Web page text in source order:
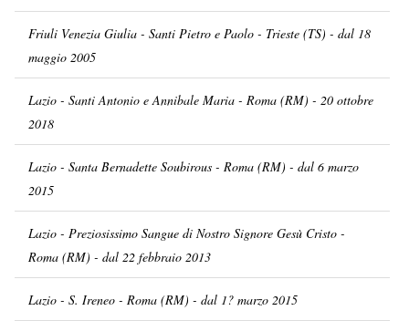
Friuli Venezia Giulia - Santi Pietro e Paolo - Trieste (TS) - dal 18
maggio 2005
Lazio - Santi Antonio e Annibale Maria - Roma (RM) - 20 ottobre
2018
Lazio - Santa Bernadette Soubirous - Roma (RM) - dal 6 marzo
2015
Lazio - Preziosissimo Sangue di Nostro Signore Gesù Cristo -
Roma (RM) - dal 22 febbraio 2013
Lazio - S. Ireneo - Roma (RM) - dal 1? marzo 2015